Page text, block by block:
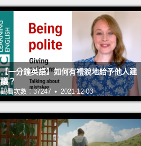
【一分鐘英語】如何有禮貌地給予他人建
議？
觀看次數：37247 • 2021-12-03